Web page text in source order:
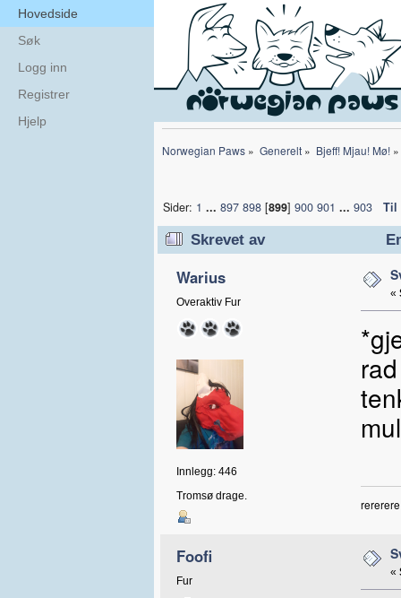
Hovedside
Søk
Logg inn
Registrer
Hjelp
Norwegian Paws » Generelt» Bjeff! Mjau! Mø!»
Sider: 1 ... 897 898[899] 900 901 ... 903 Til
Skrevet av
Warius
Overaktiv Fur
Innlegg: 446
Tromsø drage.
«
Foofi
Fur
«